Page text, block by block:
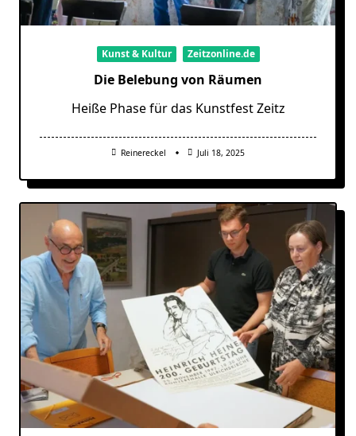
Kunst & Kultur Zeitzonline.de
Die Belebung von Räumen
Heiße Phase für das Kunstfest Zeitz
Reinereckel Juli 18, 2025